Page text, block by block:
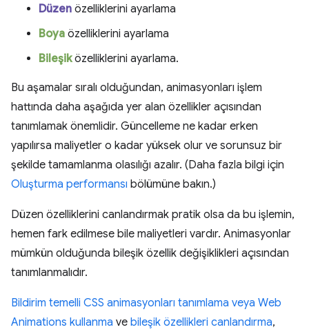
Düzen özelliklerini ayarlama
Boya özelliklerini ayarlama
Bileşiközelliklerini ayarlama.
Bu aşamalar sıralı olduğundan, animasyonları işlem
hattında daha aşağıda yer alan özellikler açısından
tanımlamak önemlidir. Güncelleme ne kadar erken
yapılırsa maliyetler o kadar yüksek olur ve sorunsuz bir
şekilde tamamlanma olasılığı azalır. (Daha fazla bilgi için
Oluşturma performansı bölümüne bakın.)
Düzen özelliklerini canlandırmak pratik olsa da bu işlemin,
hemen fark edilmese bile maliyetleri vardır. Animasyonlar
mümkün olduğunda bileşik özellik değişiklikleri açısından
tanımlanmalıdır.
Bildirim temelli CSS animasyonları tanımlama veya Web
Animations kullanma ve bileşik özellikleri canlandırma,